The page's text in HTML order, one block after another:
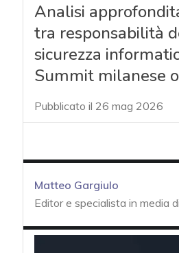
Analisi
tra responsabilità
sicurezza
Summit milanese
Pubblicato il 26 mag 2026
Matteo Gargiulo
Editor e specialista in media